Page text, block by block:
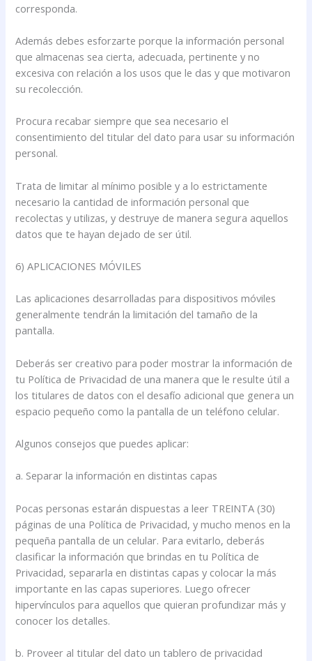
corresponda.
Además debes esforzarte porque la información personal
que almacenas sea cierta, adecuada, pertinente y no
excesiva con relación a los usos que le das y que motivaron
su recolección.
Procura recabar siempre que sea necesario el
consentimiento del titular del dato para usar su información
personal.
Trata de limitar al mínimo posible y a lo estrictamente
necesario la cantidad de información personal que
recolectas y utilizas, y destruye de manera segura aquellos
datos que te hayan dejado de ser útil.
6) APLICACIONES MÓVILES
Las aplicaciones desarrolladas para dispositivos móviles
generalmente tendrán la limitación del tamaño de la
pantalla.
Deberás ser creativo para poder mostrar la información de
tu Política de Privacidad de una manera que le resulte útil a
los titulares de datos con el desafío adicional que genera un
espacio pequeño como la pantalla de un teléfono celular.
Algunos consejos que puedes aplicar:
a. Separar la información en distintas capas
Pocas personas estarán dispuestas a leer TREINTA (30)
páginas de una Política de Privacidad, y mucho menos en la
pequeña pantalla de un celular. Para evitarlo, deberás
clasificar la información que brindas en tu Política de
Privacidad, separarla en distintas capas y colocar la más
importante en las capas superiores. Luego ofrecer
hipervínculos para aquellos que quieran profundizar más y
conocer los detalles.
b. Proveer al titular del dato un tablero de privacidad